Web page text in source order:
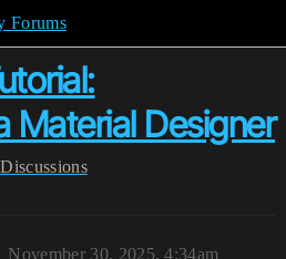
Forums
Material Designer
November 30, 2025, 4:34am